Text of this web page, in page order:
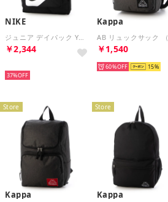
NIKE
￥2,344
37%
Kappa
￥1,540
60% 15
Store
Kappa
Store
Kappa